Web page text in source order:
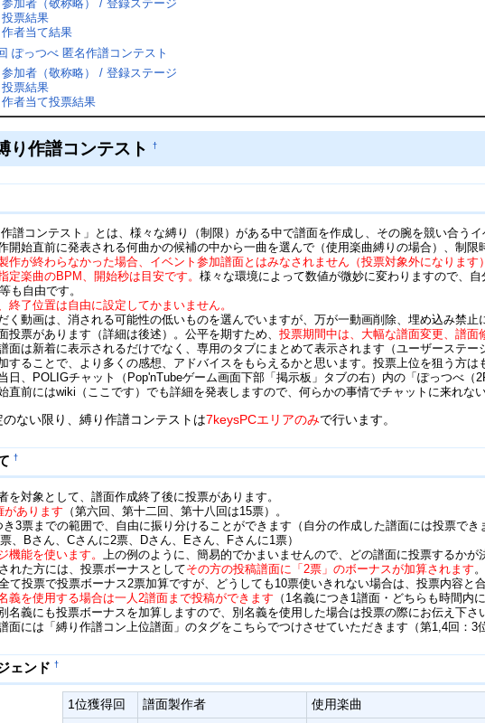
参加者（敬称略） / 登録ステージ
投票結果
作者当て結果
ぽっつべ 匿名作譜コンテスト
参加者（敬称略） / 登録ステージ
投票結果
作者当て投票結果
り作譜コンテスト†
作譜コンテスト」とは、様々な縛り（制限）がある中で譜面を作成し、その腕を競い合うイ
開始直前に発表される何曲かの候補の中から一曲を選んで（使用楽曲縛りの場合）、制限
作が終わらなかった場合、イベント参加譜面とはみなされません（投票対象外になります
定楽曲のBPM、開始秒は目安です。様々な環境によって数値が微妙に変わりますので、自
も自由です。
終了位置は自由に設定してかまいません。
く動画は、消される可能性の低いものを選んでいますが、万が一動画削除、埋め込み禁止
投票があります（詳細は後述）。公平を期すため、投票期間中は、大幅な譜面変更、譜面
面は新着に表示されるだけでなく、専用のタブにまとめて表示されます（ユーザーステ
することで、より多くの感想、アドバイスをもらえるかと思います。投票上位を狙う方
日、POLIGチャット（Pop'nTubeゲーム画面下部「掲示板」タブの右）内の「ぽっつべ（
直前にはwiki（ここです）でも詳細を発表しますので、何らかの事情でチャットに来れ
のない限り、縛り作譜コンテストは7keysPCエリアのみで行います。
†
を対象として、譜面作成終了後に投票があります。
があります （第六回、第十二回、第十八回は15票）。
き3票までの範囲で、自由に振り分けることができます（自分の作成した譜面には投票でき
票、Bさん、Cさんに2票、Dさん、Eさん、Fさんに1票）
機能を使います。
上の例のように、簡易的でかまいませんので、どの譜面に投票するか
れた方には、投票ボーナスとしてその方の投稿譜面に「2票」のボーナスが加算されます 。
て投票で投票ボーナス2票加算ですが、どうしても10票使いきれない場合は、投票内容と
義を使用する場合は一人2譜面まで投稿ができます （1名義につき1譜面・どちらも時間内
名義にも投票ボーナスを加算しますので、別名義を使用した場合は投票の際にお伝え下さ
面には「縛り作譜コン上位譜面」のタグをこちらでつけさせていただきます（第1,4回：3
ェンド †
1位獲得回 譜面製作者 使用楽曲